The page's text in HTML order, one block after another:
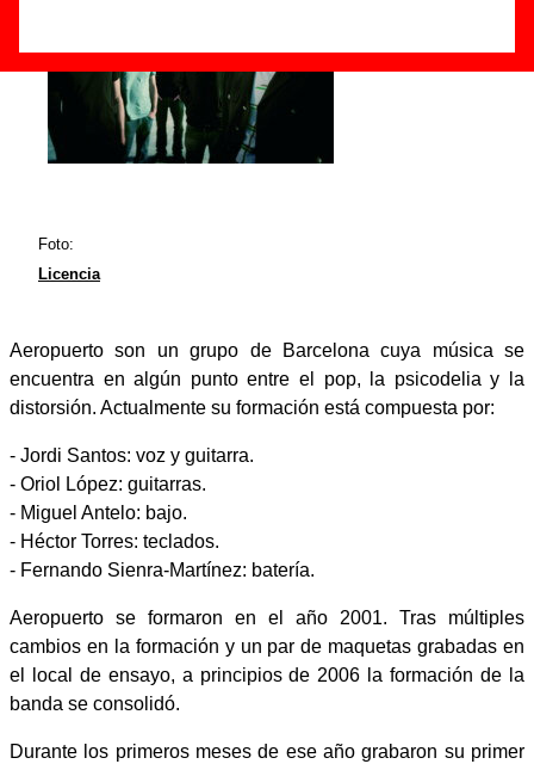
Foto:
Licencia
Aeropuerto son un grupo de Barcelona cuya música se
encuentra en algún punto entre el pop, la psicodelia y la
distorsión. Actualmente su formación está compuesta por:
- Jordi Santos: voz y guitarra.
- Oriol López: guitarras.
- Miguel Antelo: bajo.
- Héctor Torres: teclados.
- Fernando Sienra-Martínez: batería.
Aeropuerto se formaron en el año 2001. Tras múltiples
cambios en la formación y un par de maquetas grabadas en
el local de ensayo, a principios de 2006 la formación de la
banda se consolidó.
Durante los primeros meses de ese año grabaron su primer